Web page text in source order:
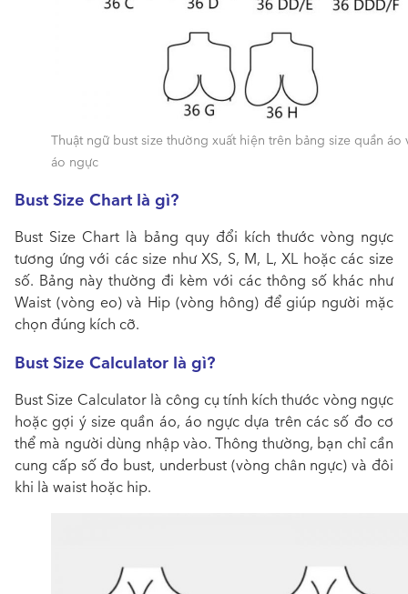
Thuật ngữ bust size thường xuất hiện trên bảng size quần áo
áo ngực
Bust Size Chart là gì?
Bust Size Chart là bảng quy đổi kích thước vòng ngực
tương ứng với các size như XS, S, M, L, XL hoặc các size
số. Bảng này thường đi kèm với các thông số khác như
Waist (vòng eo) và Hip (vòng hông) để giúp người mặc
chọn đúng kích cỡ.
Bust Size Calculator là gì?
Bust Size Calculator là công cụ tính kích thước vòng ngực
hoặc gợi ý size quần áo, áo ngực dựa trên các số đo cơ
thể mà người dùng nhập vào. Thông thường, bạn chỉ cần
cung cấp số đo bust, underbust (vòng chân ngực) và đôi
khi là waist hoặc hip.